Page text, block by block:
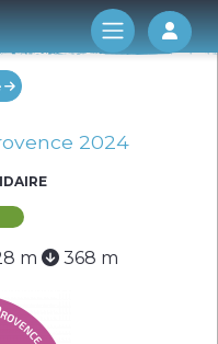
Log
2024
m 368 m